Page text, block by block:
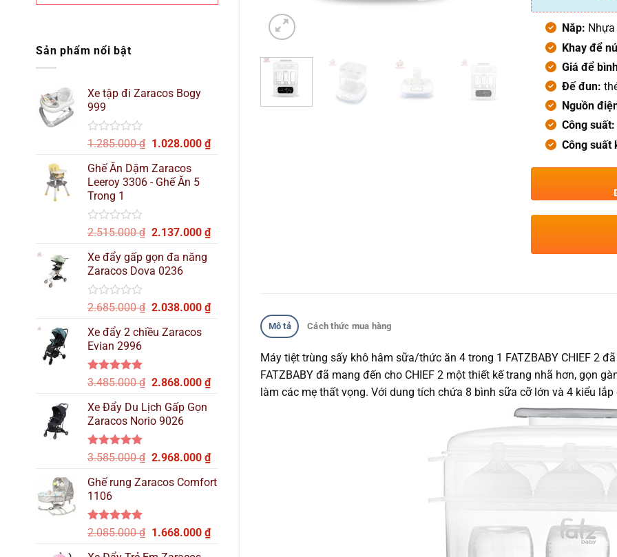
Sản phẩm nổi bật
Xe tập đi Zaracos Bogy
999
Được
hạng
0
5
sao
1.285.000₫ Giá
là:
1.285.000 ₫.
1.028.000 ₫Giá
Ghế Ăn Dặm Zaracos
Leeroy 3306 - Ghế Ăn 5
Trong 1
Được
hạng
0
5
sao
2.515.000₫ Giá
là:
2.515.000 ₫.
2.137.000 ₫Giá
Xe đẩy gấp gọn đa năng
Zaracos Dova 0236
Được
hạng
0
5
sao
2.685.000₫ Giá
là:
2.038.000 ₫Giá
2.038.000 ₫.
Xe đẩy 2 chiều Zaracos
Evian 2996
Được xếp
5 sao
3.485.000₫ Giá
là:
3.485.000 ₫.
2.868.000 ₫Giá
Xe Đẩy Du Lịch Gấp Gọn
Zaracos Norio 9026
Được xếp
5 sao
3.585.000₫ Giá
là:
2.968.000 ₫Giá
tại
Ghế rung Zaracos Comfort
1106
Được xếp
5 sao
2.085.000₫ Giá
1.668.000 ₫Giá
Nắp:
Khay để
Giá để
Đế đun:
Nguồn
Công suất:
Công suất
Mô tả Cách thức mua hàng
Máy tiệt trùng sấy khô hâm sữa/thức ăn 4 trong 1 FATZBABY CHIEF 2
FATZBABY đã mang đến cho CHIEF 2 một thiết kế trang nhã hơn, gọn
làm các mẹ thất vọng. Với dung tích chứa 8 bình sữa cỡ lớn và 4 kiểu